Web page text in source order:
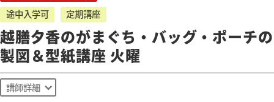
途中入学可
定期講座
越膳夕香のがまぐち・バッグ・ポーチの
製図＆型紙講座 火曜
講師詳細